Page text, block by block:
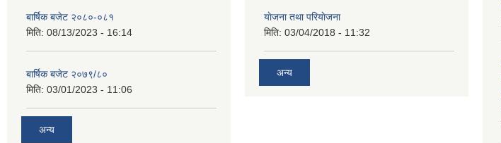
बार्षिक बजेट २०८०-०८१
मिति: 08/13/2023 - 16:14
बार्षिक बजेट २०७९/८०
मिति: 03/01/2023 - 11:06
अन्य
याेजना तथा परियाेजना
मिति: 03/04/2018 - 11:32
अन्य